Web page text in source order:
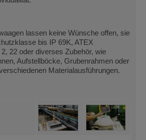
lassen keine Wünsche offen, sie
bis IP 69K, ATEX
22 oder diverses Zubehör, wie
Aufstellböcke, Grubenrahmen oder
Materialausführungen.